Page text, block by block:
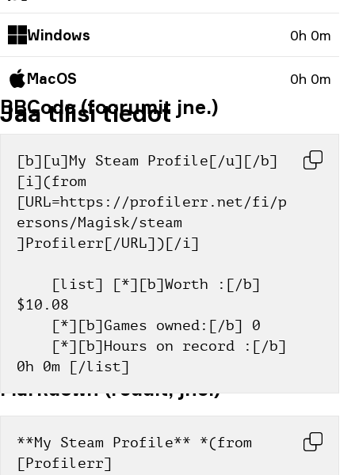
Windows 0h 0m
MacOS 0h 0m
Jaa tilisi tiedot
BBCode (foorumit jne.)
[b][u]My Steam Profile[/u][/b]
[i](from
[URL=https://profilerr.net/fi/p
ersons/Magisk/steam
]Profilerr[/URL])[/i]
$10.08
    [*][b]Games owned:[/b] 0
0h 0m [/list]
Markdown (reddit, jne.)
**My Steam Profile** *(from
[Profilerr]